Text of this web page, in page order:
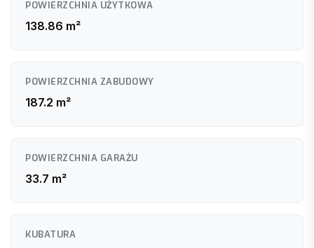
Elektryka: zamontowane gniazdka, włączniki, oprawy LED
ustalane indywidualnie z klientem, wycena zależna od
POWIERZCHNIA UŻYTKOWA
138.86 m²
POWIERZCHNIA ZABUDOWY
187.2 m²
POWIERZCHNIA GARAŻU
33.7 m²
KUBATURA